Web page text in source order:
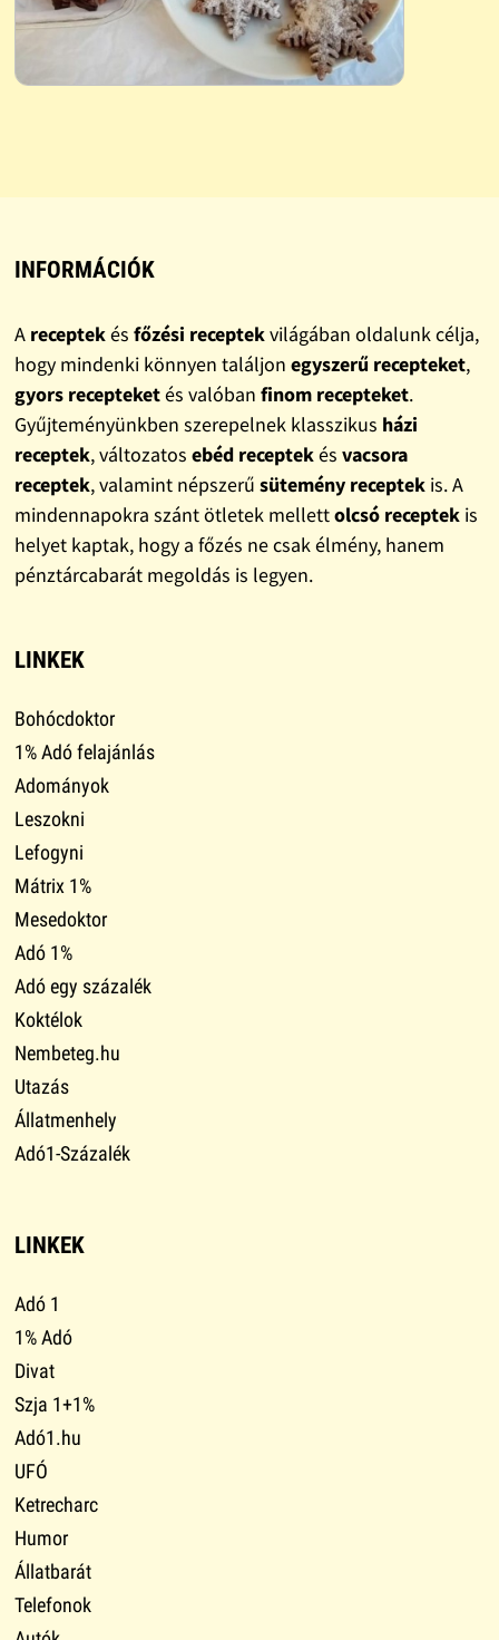
INFORMÁCIÓK
A receptekés főzési receptekvilágában oldalunk célja,
hogy mindenki könnyen találjon egyszerű recepteket,
gyors recepteketés valóban finom recepteket.
Gyűjteményünkben szerepelnek klasszikus házi
receptek, változatos ebéd receptekés vacsora
receptek, valamint népszerű sütemény receptekis. A
mindennapokra szánt ötletek mellettolcsó receptekis
helyet kaptak, hogy a főzés ne csak élmény, hanem
pénztárcabarát megoldás is legyen.
LINKEK
Bohócdoktor
1% Adó felajánlás
Adományok
Leszokni
Lefogyni
Mátrix 1%
Mesedoktor
Adó 1%
Adó egy százalék
Koktélok
Nembeteg.hu
Utazás
Állatmenhely
Adó1-Százalék
LINKEK
Adó 1
1% Adó
Divat
Szja 1+1%
Adó1.hu
UFÓ
Ketrecharc
Humor
Állatbarát
Telefonok